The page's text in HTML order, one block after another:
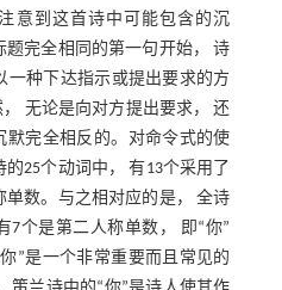
意到这首诗中可能包含的沉
完全相同的第一句开始， 诗
一种下达指示或提出要求的方
无论是向对方提出要求， 还
默完全相反的。对命令式的使
25个动词中， 有13个采用了
数。与之相对应的是， 全诗
7个是第二人称单数， 即“你”
”是一个非常重要而且常见的